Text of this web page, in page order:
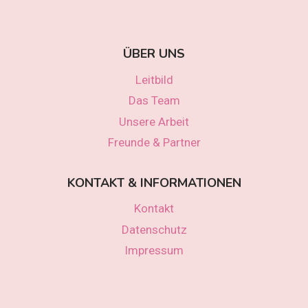
ÜBER UNS
Leitbild
Das Team
Unsere Arbeit
Freunde & Partner
KONTAKT & INFORMATIONEN
Kontakt
Datenschutz
Impressum